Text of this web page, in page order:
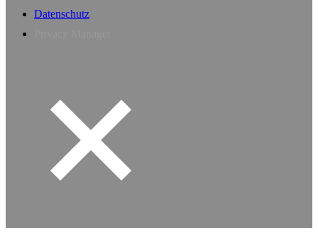
Datenschutz